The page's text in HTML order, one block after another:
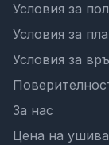
Условия за
Условия за
Условия за
За нас
Цена на